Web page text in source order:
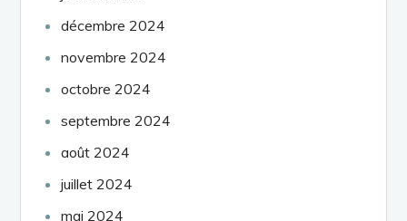
décembre 2024
novembre 2024
octobre 2024
septembre 2024
août 2024
juillet 2024
mai 2024